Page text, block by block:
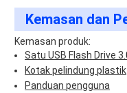
Kemasan dan
Kemasan produk:
Satu USB Flash Drive
Kotak pelindung plastik
Panduan pengguna